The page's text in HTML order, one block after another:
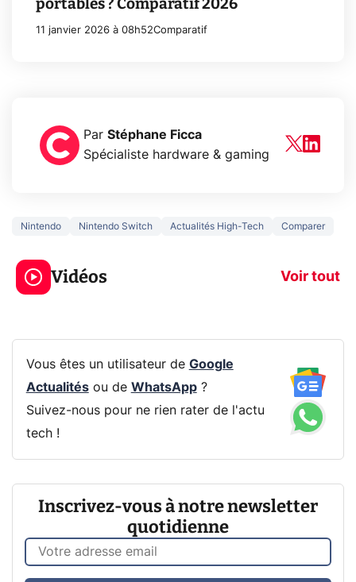
portables ? Comparatif 2026
11 janvier 2026 à 08h52Comparatif
Par Stéphane Ficca
Spécialiste hardware & gaming
Nintendo Nintendo Switch Actualités High-Tech Comparer
Vidéos Voir tout
319€ ? Voici L'AOC
CQ32G4ZA !
5 générations
prochaine
Vous êtes un utilisateur de Google
Actualitésou de WhatsApp?
Suivez-nous pour ne rien rater de l'actu
tech !
Inscrivez-vous à notre newsletter
quotidienne